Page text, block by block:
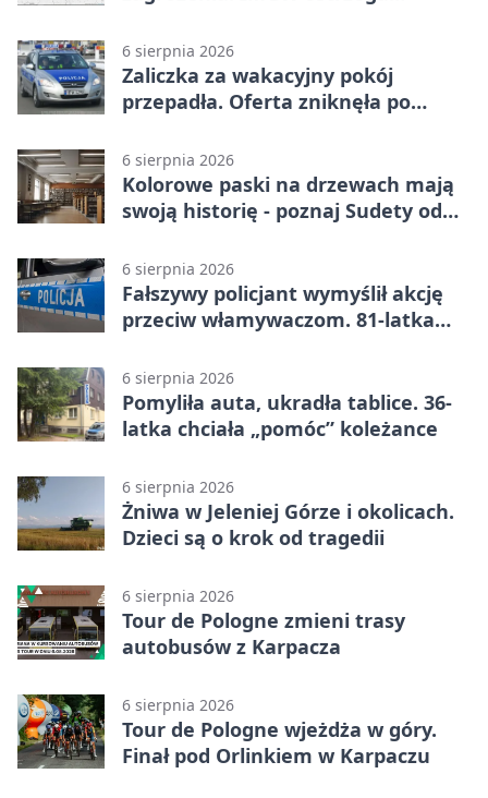
6 sierpnia 2026
Zaliczka za wakacyjny pokój
przepadła. Oferta zniknęła po
6 sierpnia 2026
Kolorowe paski na drzewach mają
swoją historię - poznaj Sudety od
6 sierpnia 2026
Fałszywy policjant wymyślił akcję
przeciw włamywaczom. 81-latka
6 sierpnia 2026
Pomyliła auta, ukradła tablice. 36-
latka chciała „pomóc” koleżance
6 sierpnia 2026
Żniwa w Jeleniej Górze i okolicach.
Dzieci są o krok od tragedii
6 sierpnia 2026
Tour de Pologne zmieni trasy
autobusów z Karpacza
6 sierpnia 2026
Tour de Pologne wjeżdża w góry.
Finał pod Orlinkiem w Karpaczu